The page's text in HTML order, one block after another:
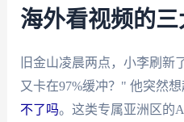
海外看视频的
旧金山凌晨两点，小李刷新
又卡在97%缓冲？" 他突然
不了吗。这类专属亚洲区的